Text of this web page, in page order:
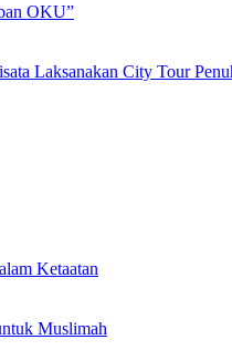
OKU”
Laksanakan City Tour
Ketaatan
Muslimah